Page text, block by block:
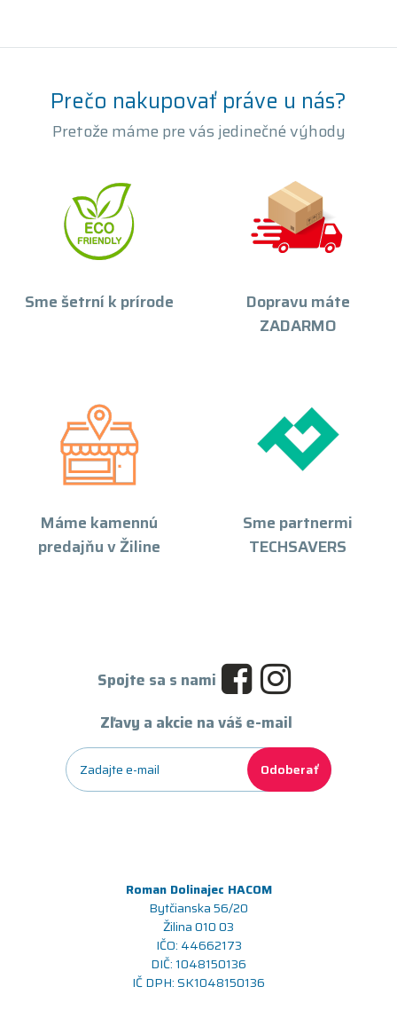
Prečo nakupovať práve u nás?
Pretože máme pre vás jedinečné výhody
Sme šetrní k prírode
Dopravu máte
ZADARMO
Máme kamennú
predajňu v Žiline
Sme partnermi
TECHSAVERS
Spojte sa s nami
Zľavy a akcie na váš e-mail
Odoberať
Roman Dolinajec HACOM
Bytčianska 56/20
Žilina 010 03
IČO: 44662173
DIČ: 1048150136
IČ DPH: SK1048150136